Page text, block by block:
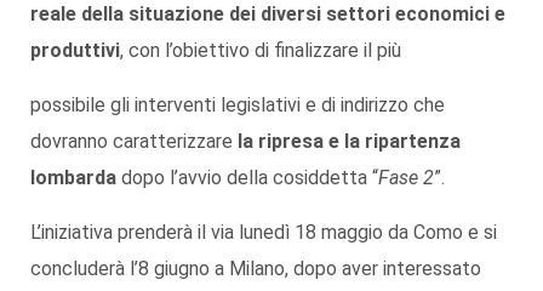
reale della situazione dei diversi settori economici e
produttivi, con l’obiettivo di finalizzare il più
possibile gli interventi legislativi e di indirizzo che
dovranno caratterizzare la ripresa e la ripartenza
lombarda dopo l’avvio della cosiddetta “Fase 2”.
L’iniziativa prenderà il via lunedì 18 maggio da Como e si
concluderà l’8 giugno a Milano, dopo aver interessato